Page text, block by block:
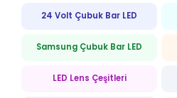
24 Volt Çubuk Bar LED
Samsung Çubuk Bar LED
LED Lens Çeşitleri